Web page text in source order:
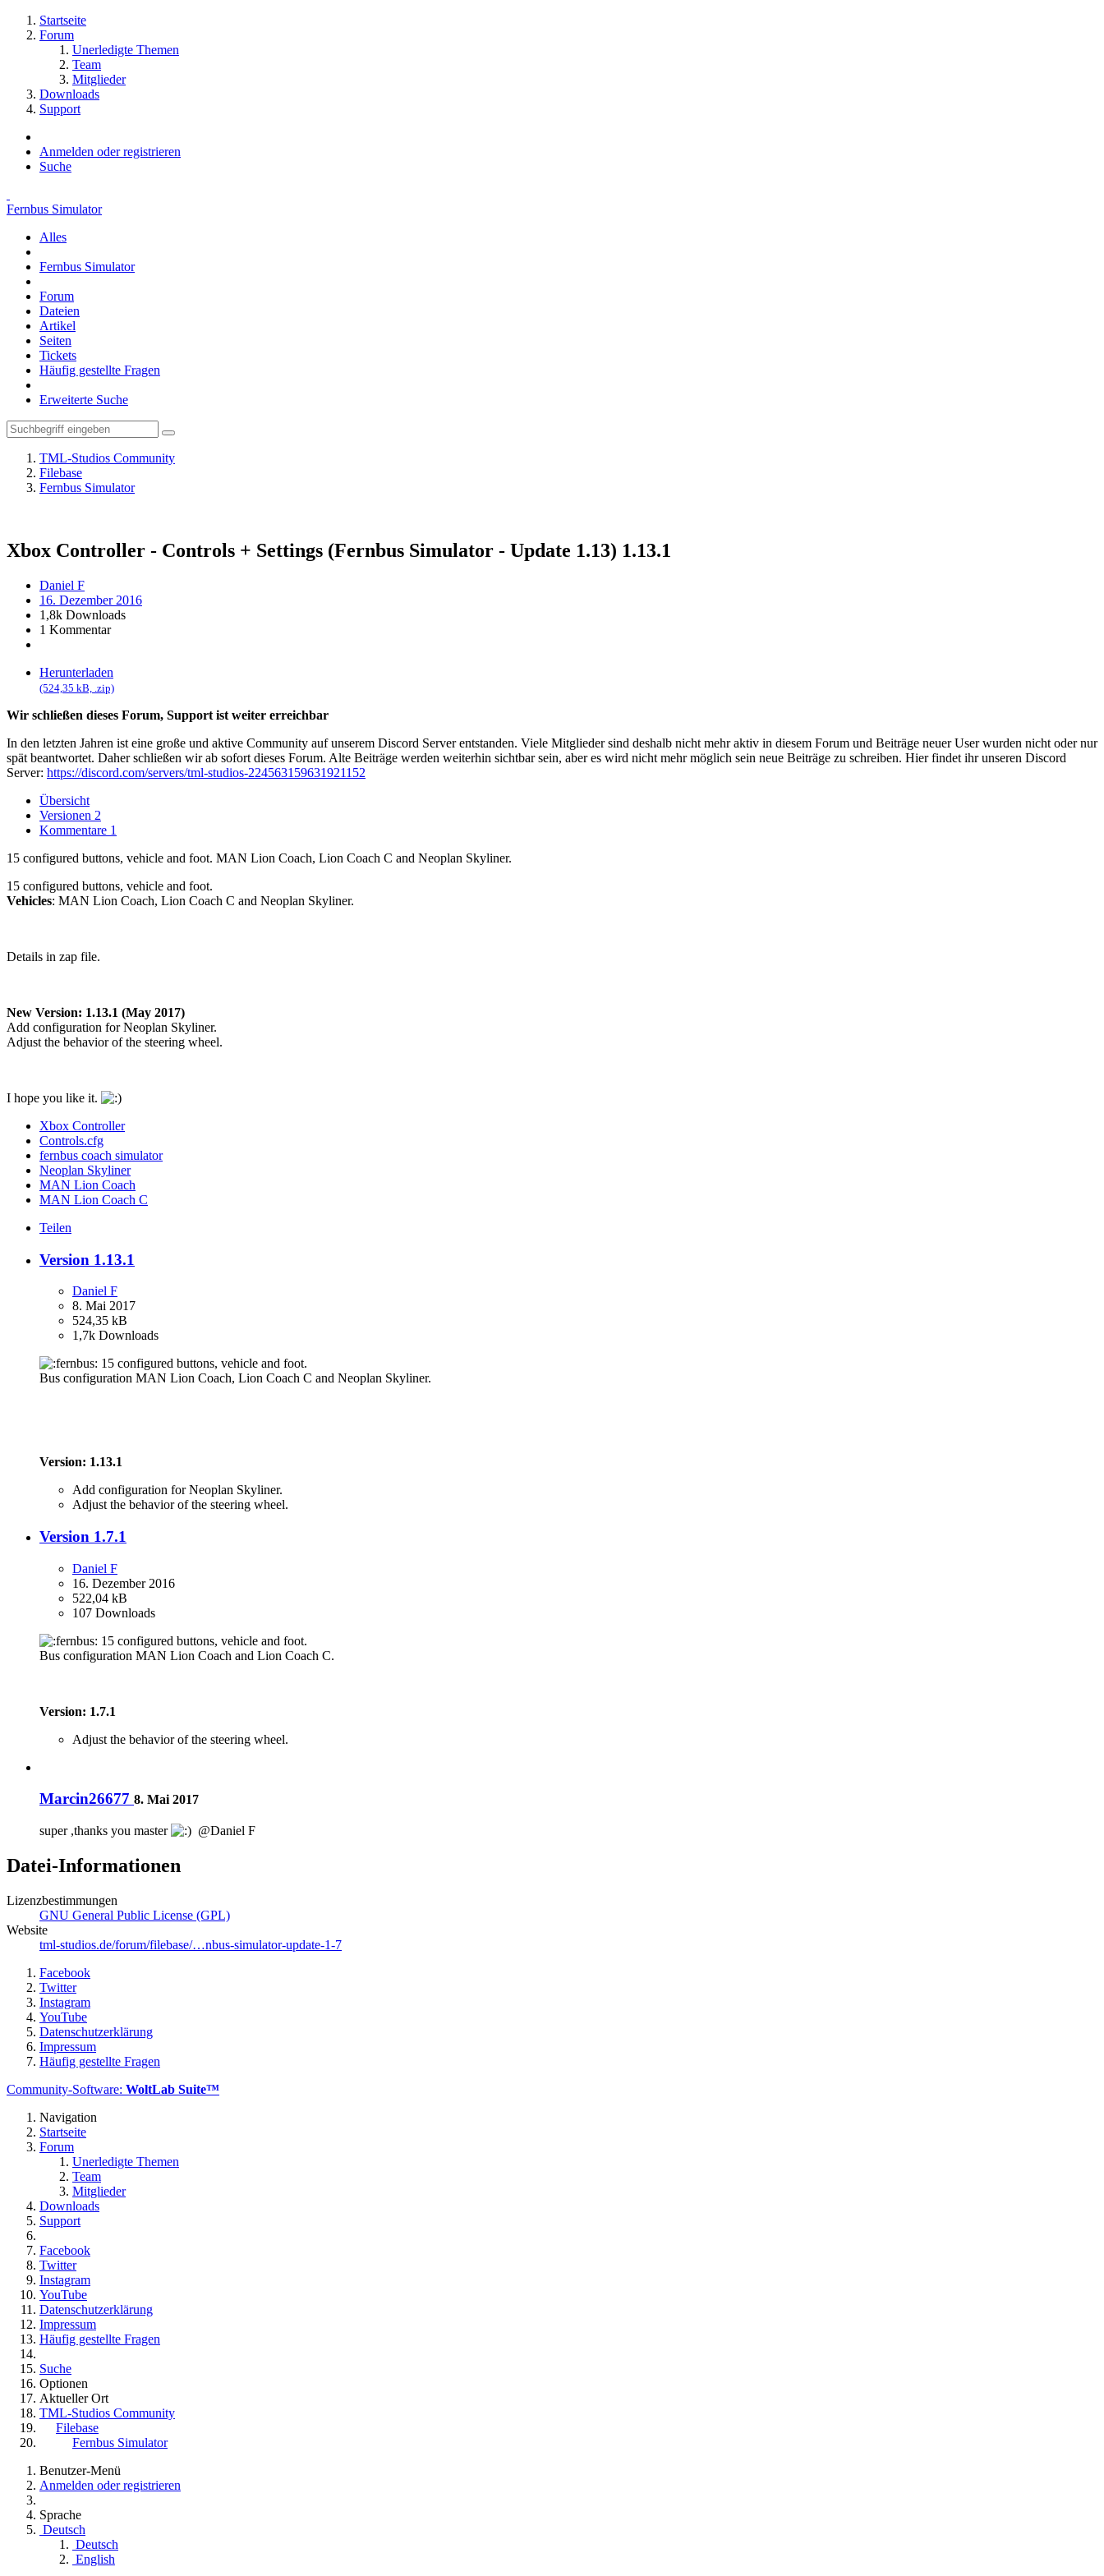
Startseite
Forum
Unerledigte Themen
Team
Mitglieder
Downloads
Support
Anmelden oder registrieren
Suche
Fernbus Simulator
Alles
Fernbus Simulator
Forum
Dateien
Artikel
Seiten
Tickets
Häufig gestellte Fragen
Erweiterte Suche
TML-Studios Community
Filebase
Fernbus Simulator
Xbox Controller - Controls + Settings (Fernbus Simulator - Update 1.13) 1.13.1
Daniel F
16. Dezember 2016
1,8k Downloads
1 Kommentar
Herunterladen
(524,35 kB, .zip)
Wir schließen dieses Forum, Support ist weiter erreichbar
In den letzten Jahren ist eine große und aktive Community auf unserem Discord Server entstanden. Viele Mitglieder sind deshalb nicht mehr aktiv in diesem Forum und Beiträge neuer User wurden nicht oder nur
spät beantwortet. Daher schließen wir ab sofort dieses Forum. Alte Beiträge werden weiterhin sichtbar sein, aber es wird nicht mehr möglich sein neue Beiträge zu schreiben. Hier findet ihr unseren Discord
Server: https://discord.com/servers/tml-studios-224563159631921152
Übersicht
Versionen 2
Kommentare 1
15 configured buttons, vehicle and foot. MAN Lion Coach, Lion Coach C and Neoplan Skyliner.
15 configured buttons, vehicle and foot.
Vehicles: MAN Lion Coach, Lion Coach C and Neoplan Skyliner.
Details in zap file.
New Version: 1.13.1 (May 2017)
Add configuration for Neoplan Skyliner.
Adjust the behavior of the steering wheel.
I hope you like it.
Xbox Controller
Controls.cfg
fernbus coach simulator
Neoplan Skyliner
MAN Lion Coach
MAN Lion Coach C
Teilen
Version 1.13.1
Daniel F
8. Mai 2017
524,35 kB
1,7k Downloads
15 configured buttons, vehicle and foot.
Bus configuration MAN Lion Coach, Lion Coach C and Neoplan Skyliner.
Version: 1.13.1
Add configuration for Neoplan Skyliner.
Adjust the behavior of the steering wheel.
Version 1.7.1
Daniel F
16. Dezember 2016
522,04 kB
107 Downloads
15 configured buttons, vehicle and foot.
Bus configuration MAN Lion Coach and Lion Coach C.
Version: 1.7.1
Adjust the behavior of the steering wheel.
Marcin26677 8. Mai 2017
super ,thanks you master @Daniel F
Datei-Informationen
Lizenzbestimmungen
GNU General Public License (GPL)
Website
tml-studios.de/forum/filebase/…nbus-simulator-update-1-7
Facebook
Twitter
Instagram
YouTube
Datenschutzerklärung
Impressum
Häufig gestellte Fragen
Community-Software: WoltLab Suite™
Navigation
Startseite
Forum
Unerledigte Themen
Team
Mitglieder
Downloads
Support
Facebook
Twitter
Instagram
YouTube
Datenschutzerklärung
Impressum
Häufig gestellte Fragen
Suche
Optionen
Aktueller Ort
TML-Studios Community
Filebase
Fernbus Simulator
Benutzer-Menü
Anmelden oder registrieren
Sprache
Deutsch
Deutsch
English